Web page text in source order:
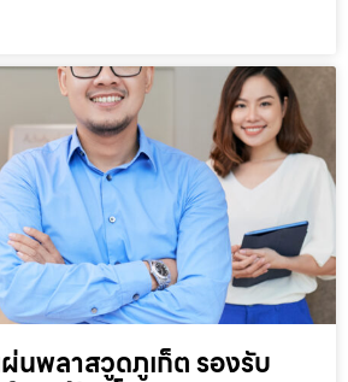
นพลาสวูดภูเก็ต รองรับ